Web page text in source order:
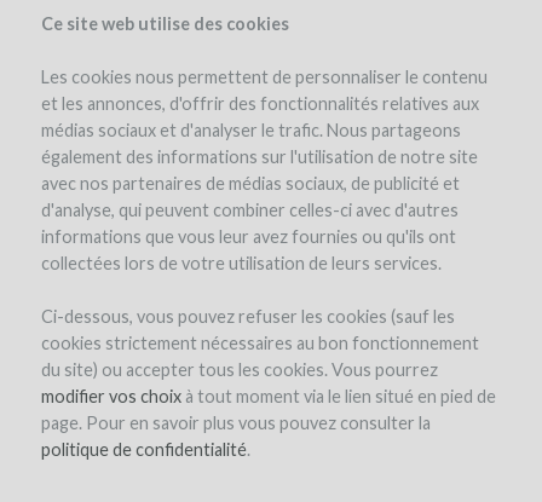
Ce site web utilise des cookies
Les cookies nous permettent de personnaliser le contenu
et les annonces, d'offrir des fonctionnalités relatives aux
médias sociaux et d'analyser le trafic. Nous partageons
également des informations sur l'utilisation de notre site
avec nos partenaires de médias sociaux, de publicité et
d'analyse, qui peuvent combiner celles-ci avec d'autres
informations que vous leur avez fournies ou qu'ils ont
collectées lors de votre utilisation de leurs services.
Ci-dessous, vous pouvez refuser les cookies (sauf les
cookies strictement nécessaires au bon fonctionnement
du site) ou accepter tous les cookies. Vous pourrez
modifier vos choixà tout moment via le lien situé en pied de
page. Pour en savoir plus vous pouvez consulter la
politique de confidentialité.
le projet l'équipe détails du projet les remboursements en vin
actualités (3) winefunders (123)
Domaine des Jeunes Pousses
CRÉATION D'UNE PÉPINIÈRE DE